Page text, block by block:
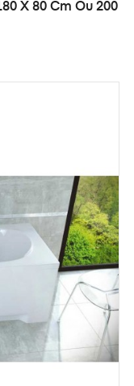
X 80 Cm Ou 200